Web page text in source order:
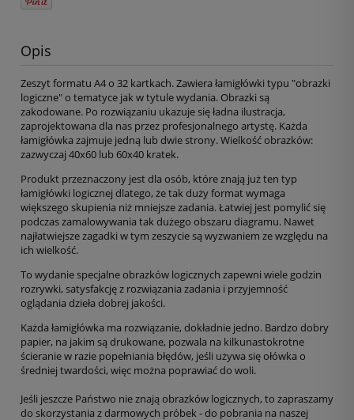
Opis
Zeszyt formatu A4 o 32 kartkach. Zawiera łamigłówki typu "obrazki
logiczne" o tematyce jak w tytule wydania. Obrazki są
zakodowane. Po rozwiązaniu ukazuje się ładna ilustracja,
zaprojektowana dla nas przez profesjonalnego artystę. Każda
łamigłówka zajmuje jedną lub dwie strony. Wielkość obrazków:
zazwyczaj 40x60 lub 60x40 kratek.
Produkt przeznaczony jest dla osób, które znają już ten typ
łamigłówki logicznej dlatego, że tak duży format wymaga
większego skupienia niż mniejsze zadania. Łatwiej jest pomylić się
podczas zamalowywania tak dużego obszaru diagramu. Nawet
najłatwiejsze zagadki w tym zeszycie są wyzwaniem ze względu na
ich wielkość.
To wydanie specjalne obrazków logicznych zapewni wiele godzin
rozrywki, satysfakcję z rozwiązania zadania i przyjemność
oglądania dzieła dobrej jakości.
Każda łamigłówka ma rozwiązanie, dokładnie jedno. Bardzo dobry
papier, na jakim są drukowane, pozwala na kilkunastokrotne
ścieranie w razie popełniania błędów, jeśli używa się ołówka o
średniej twardości, więc można poprawiać do woli.
Jeśli jeszcze Państwo nie znają obrazków logicznych, to zapraszamy
do skorzystania z darmowych próbek - do pobrania na naszej